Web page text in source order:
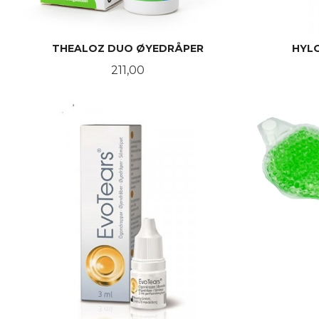
THEALOZ DUO ØYEDRÅPER
Pris
211,00